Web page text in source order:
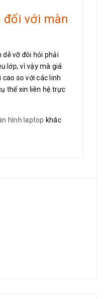
với màn
dễ vỡ đòi hỏi phải
lớp, vì vậy mà giá
so với các linh
thể xin liên hệ trực
hình laptop khác